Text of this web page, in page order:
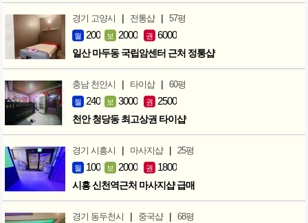
경기 고양시 | 전통샵 | 57평
월 200 보 2000 권 6000
일산 마두동 국립암센터 근처 정통샵
충남 천안시 | 타이샵 | 60평
월 240 보 3000 권 2500
천안 청당동 최고상권 타이샵
경기 시흥시 | 마사지샵 | 25평
월 100 보 2000 권 1800
시흥 신천역근처 마사지샵 급매
경기 동두천시 | 중국샵 | 68평